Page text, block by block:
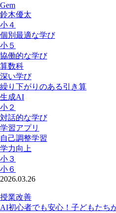
Gem
鈴木優太
小４
個別最適な学び
小５
協働的な学び
算数科
深い学び
繰り下がりのある引き算
生成AI
小２
対話的な学び
学習アプリ
自己調整学習
学力向上
小３
小６
2026.03.26
授業改善
AI初心者でも安心！子どもたち